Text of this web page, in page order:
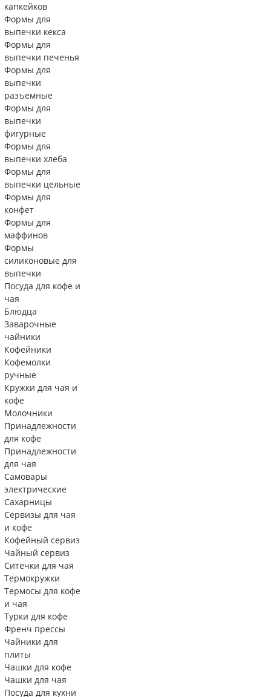
капкейков
Формы для
выпечки кекса
Формы для
выпечки печенья
Формы для
выпечки
разъемные
Формы для
выпечки
фигурные
Формы для
выпечки хлеба
Формы для
выпечки цельные
Формы для
конфет
Формы для
маффинов
Формы
силиконовые для
выпечки
Посуда для кофе и
чая
Блюдца
Заварочные
чайники
Кофейники
Кофемолки
ручные
Кружки для чая и
кофе
Молочники
Принадлежности
для кофе
Принадлежности
для чая
Самовары
электрические
Сахарницы
Сервизы для чая
и кофе
Кофейный сервиз
Чайный сервиз
Ситечки для чая
Термокружки
Термосы для кофе
и чая
Турки для кофе
Френч прессы
Чайники для
плиты
Чашки для кофе
Чашки для чая
Посуда для кухни